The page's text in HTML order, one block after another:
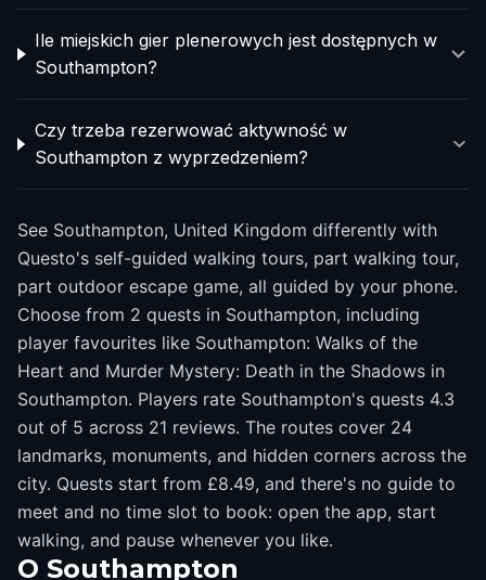
Ile miejskich gier plenerowych jest dostępnych w
Southampton?
Czy trzeba rezerwować aktywność w
Southampton z wyprzedzeniem?
See Southampton, United Kingdom differently with
Questo's self-guided walking tours, part walking tour,
part outdoor escape game, all guided by your phone.
Choose from 2 quests in Southampton, including
player favourites like Southampton: Walks of the
Heart and Murder Mystery: Death in the Shadows in
Southampton. Players rate Southampton's quests 4.3
out of 5 across 21 reviews. The routes cover 24
landmarks, monuments, and hidden corners across the
city. Quests start from £8.49, and there's no guide to
meet and no time slot to book: open the app, start
walking, and pause whenever you like.
O Southampton